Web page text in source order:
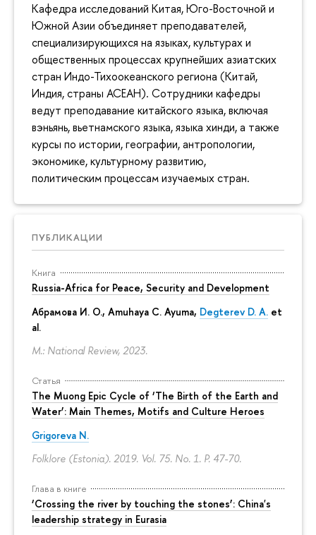
Кафедра исследований Китая, Юго-Восточной и
Южной Азии объединяет преподавателей,
специализирующихся на языках, культурах и
общественных процессах крупнейших азиатских
стран Индо-Тихоокеанского региона (Китай,
Индия, страны АСЕАН). Сотрудники кафедры
ведут преподавание китайского языка, включая
вэньянь, вьетнамского языка, языка хинди, а также
курсы по истории, географии, антропологии,
экономике, культурному развитию,
политическим процессам изучаемых стран.
ПУБЛИКАЦИИ
Книга
Russia-Africa for Peace, Security and Development
Абрамова И. О., Amuhaya C. Ayuma, Degterev D. A. et
al.
M.: National Review, 2023.
Статья
The Muong Epic Cycle of ‘The Birth of the Earth and
Water’: Main Themes, Motifs and Culture Heroes
Grigoreva N.
Folklore (Estonia). 2019. Vol. 75. No. 1. P. 47-70.
Глава в книге
‘Crossing the river by touching the stones’: China's
leadership strategy in Eurasia